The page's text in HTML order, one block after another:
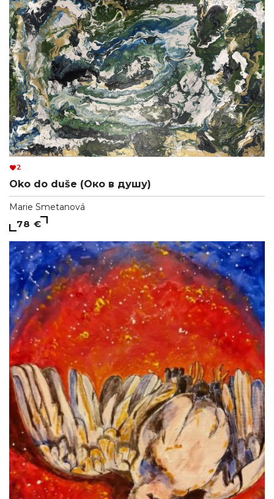
2
Oko do duše (Око в душу)
Marie Smetanová
78 €